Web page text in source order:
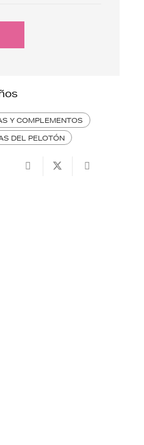
Y COMPLEMENTOS
DEL PELOTÓN